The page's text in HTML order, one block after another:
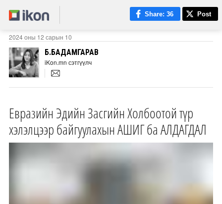
Share: 36 Post
2024 оны 12 сарын 10
Б.БАДАМГАРАВ
iKon.mn сэтгүүлч
Евразийн Эдийн Засгийн Холбоотой түр
хэлэлцээр байгуулахын АШИГ ба АЛДАГДАЛ